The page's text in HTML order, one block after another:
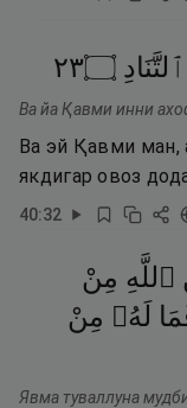
ٱلتَّنَادِ ۝٣٢
Ва йа Қавми инни
Ва эй Қавми ман,
якдигар овоз
40:32
ٱللَّهِ مِنْ
لَهُۥ مِنْ
Явма туваллуна